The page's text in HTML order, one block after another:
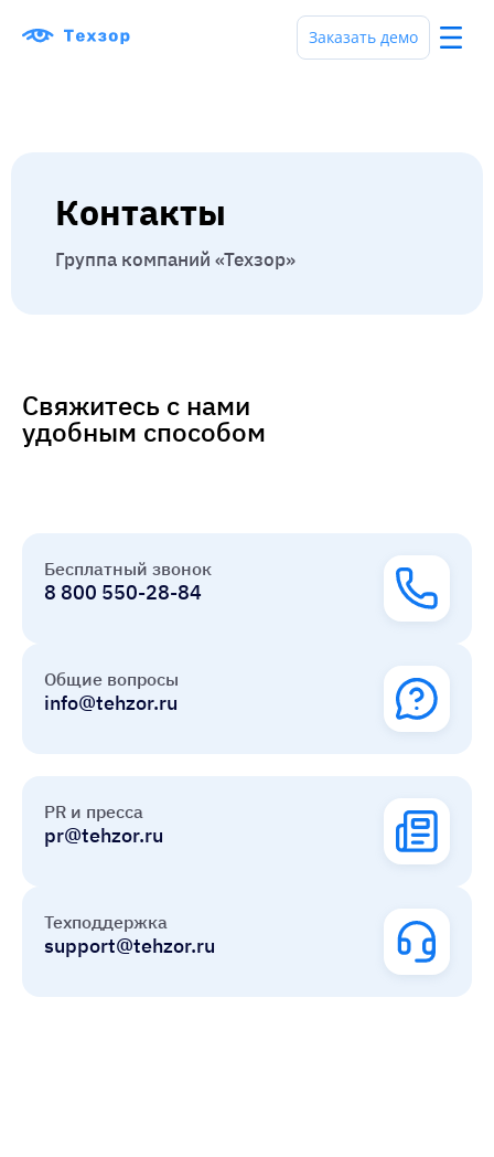
Заказать демо
Контакты
Группа компаний «Техзор»
Свяжитесь с нами
удобным способом
Бесплатный звонок
8 800 550-28-84
Общие вопросы
info@tehzor.ru
PR и пресса
pr@tehzor.ru
Техподдержка
support@tehzor.ru